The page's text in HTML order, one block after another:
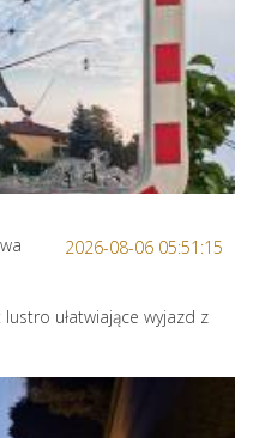
2026-08-06 05:51:15
ułatwiające wyjazd z